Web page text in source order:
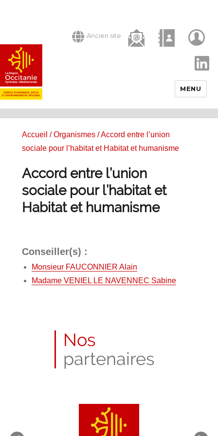
Ancien site
MENU
Accueil /Organismes/ Accord entre l’union
sociale pour l’habitat et Habitat et humanisme
Accord entre l’union
sociale pour l’habitat et
Habitat et humanisme
Conseiller(s) :
Monsieur FAUCONNIER Alain
Madame VENIEL LE NAVENNEC Sabine
Nos
partenaires